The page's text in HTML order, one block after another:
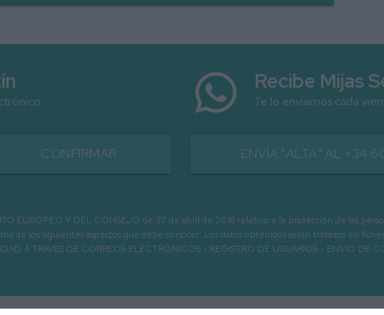
CONFIRMAR
Recibe Mijas
Te lo enviamos cada
ENVÍA "ALTA" AL +34
EUROPEO Y DEL CONSEJO de 27 de abril de 2016 relativo a la protección de las
de los siguientes aspectos que debe conocer: Los datos obtenidos serán tratados en
A TRAVÉS DE CORREOS ELECTRÓNICOS - REGISTRO DE USUARIOS - ENVIO DE